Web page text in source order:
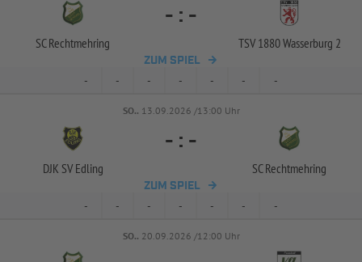
SC Rechtmehring
- : -
TSV 1880 Wasserburg 2
ZUM SPIEL
- - - - - - -
SO.. 13.09.2026 /13:00 Uhr
DJK SV Edling
- : -
SC Rechtmehring
ZUM SPIEL
- - - - - - -
SO.. 20.09.2026 /12:00 Uhr